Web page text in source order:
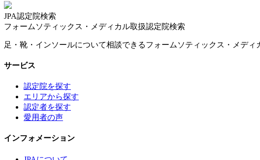
JPA認定院検索
フォームソティックス・メディカル取扱認定院検索
足・靴・インソールについて相談できるフォームソティックス・メディ
サービス
認定院を探す
エリアから探す
認定者を探す
愛用者の声
インフォメーション